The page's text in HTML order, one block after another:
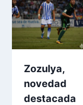
Zozulya,
novedad
destacada